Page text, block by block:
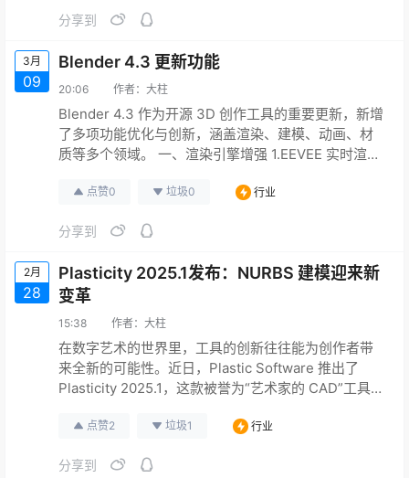
就让我们一起揭开它的神秘面纱，看看都有哪些亮点
分享到
3月
09
Blender 4.3 更新功能
20:06 作者： 大柱
Blender 4.3 作为开源 3D 创作工具的重要更新，新增
了多项功能优化与创新，涵盖渲染、建模、动画、材
质等多个领域。 一、渲染引擎增强 1.EEVEE 实时渲染
制阴影阻挡对象，简化复杂场景的光影管理189。 多
能，提升后期处理灵活性38。 Gabor 噪波纹理：新增
点赞0 垃圾0 行业
分享到
2月
28
Plasticity 2025.1发布：NURBS 建模迎来新
变革
15:38 作者： 大柱
在数字艺术的世界里，工具的创新往往能为创作者带
来全新的可能性。近日，Plastic Software 推出了
Plasticity 2025.1，这款被誉为“艺术家的 CAD”工具再
的功能和更加友好的用户体验。 Plasticity是一款专为
的创意工作流、无与伦比的倒角功能、 sophisticated
点赞2 垃圾1 行业
分享到